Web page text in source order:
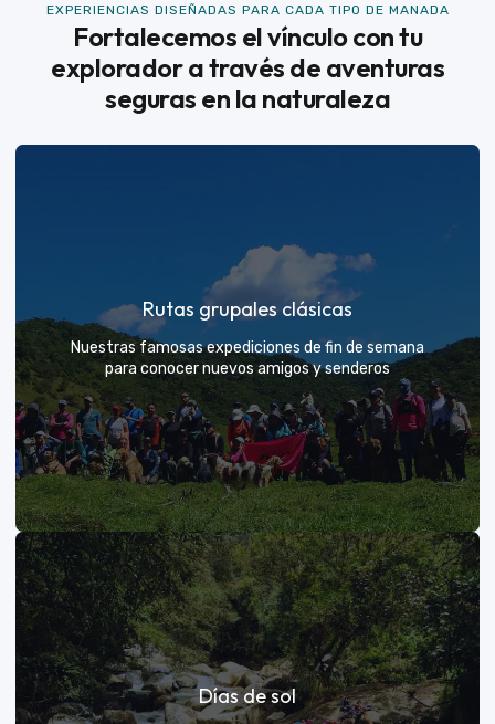
EXPERIENCIAS DISEÑADAS PARA CADA TIPO DE MANADA
Fortalecemos el vínculo con tu
explorador a través de aventuras
seguras en la naturaleza
Rutas grupales clásicas
Nuestras famosas expediciones de fin de semana
para conocer nuevos amigos y senderos
Rutas grupales clásicas
Únete a la manada y descubre nuevos senderos
Días de sol